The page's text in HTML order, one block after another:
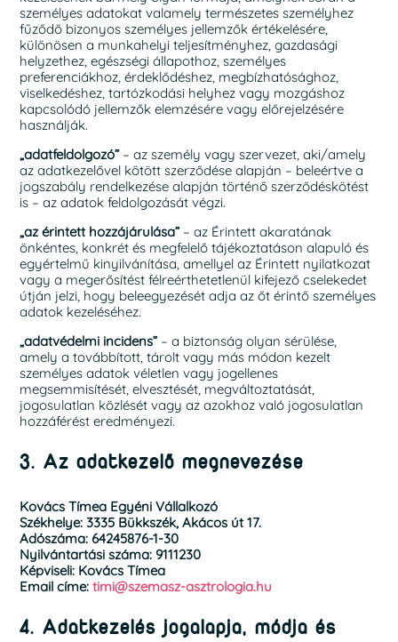
személyes adatokat valamely természetes személyhez
fűződő bizonyos személyes jellemzők értékelésére,
különösen a munkahelyi teljesítményhez, gazdasági
helyzethez, egészségi állapothoz, személyes
preferenciákhoz, érdeklődéshez, megbízhatósághoz,
viselkedéshez, tartózkodási helyhez vagy mozgáshoz
kapcsolódó jellemzők elemzésére vagy előrejelzésére
használják.
„adatfeldolgozó”– az személy vagy szervezet, aki/amely
az adatkezelővel kötött szerződése alapján – beleértve a
jogszabály rendelkezése alapján történő szerződéskötést
is – az adatok feldolgozását végzi.
„az érintett hozzájárulása”– az Érintett akaratának
önkéntes, konkrét és megfelelő tájékoztatáson alapuló és
egyértelmű kinyilvánítása, amellyel az Érintett nyilatkozat
vagy a megerősítést félreérthetetlenül kifejező cselekedet
útján jelzi, hogy beleegyezését adja az őt érintő személyes
adatok kezeléséhez.
„adatvédelmi incidens”– a biztonság olyan sérülése,
amely a továbbított, tárolt vagy más módon kezelt
személyes adatok véletlen vagy jogellenes
megsemmisítését, elvesztését, megváltoztatását,
jogosulatlan közlését vagy az azokhoz való jogosulatlan
hozzáférést eredményezi.
3. Az adatkezelő megnevezése
Kovács Tímea Egyéni Vállalkozó
Székhelye: 3335 Bükkszék, Akácos út 17.
Adószáma: 64245876-1-30
Nyilvántartási száma: 9111230
Képviseli: Kovács Tímea
Email címe:timi@szemasz-asztrologia.hu
4. Adatkezelés jogalapja, módja és